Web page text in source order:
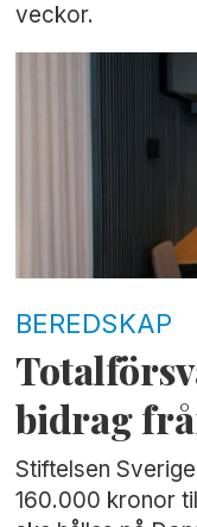
veckor.
BEREDSKAP
bidrag
Stiftelsen
160.000 kronor